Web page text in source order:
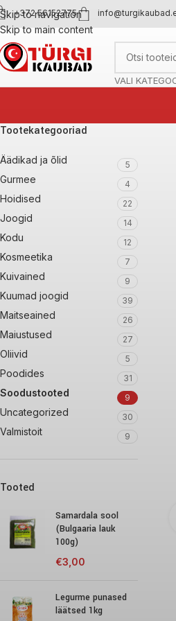
Skip to navigation
Skip to main content
+372 56152775
VALI
Tootekategooriad
Äädikad ja õlid 5
Gurmee 4
Hoidised 22
Joogid 14
Kodu 12
Kosmeetika 7
Kuivained 9
Kuumad joogid 39
Maitseained 26
Maiustused 27
Oliivid 5
Poodides 31
Soodustooted 9
Uncategorized 30
Valmistoit 9
Tooted
Samardala sool
(Bulgaaria lauk
100g)
€3,00
Legurme punased
läätsed 1kg